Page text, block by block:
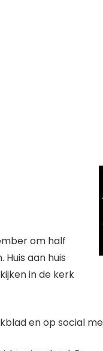
om half
aan huis
in de kerk
en op social